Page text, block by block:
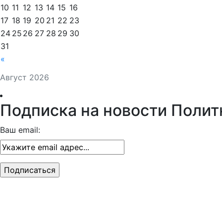
Август 2026
«
10 11 12 13 14 15 16
17 18 19 20 21 22 23
24 25 26 27 28 29 30
31
Подписка на новости
Ваш email: